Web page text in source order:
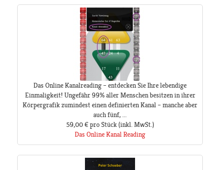
Das Online Kanalreading – entdecken Sie Ihre lebendige
Einmaligkeit! Ungefähr 99% aller Menschen besitzen in ihrer
Körpergrafik zumindest einen definierten Kanal – manche aber
auch fünf, ...
59,00 € pro Stück(inkl. MwSt.)
Das Online Kanal Reading